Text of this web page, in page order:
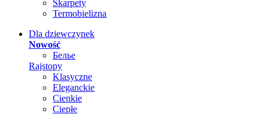
Skarpety
Termobielizna
Dla dziewczynek
Nowość
Белье
Rajstopy
Klasyczne
Eleganckie
Cienkie
Ciepłe